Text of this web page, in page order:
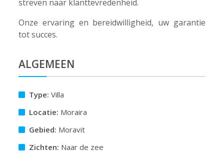
streven naar klanttevredenheid.
Onze ervaring en bereidwilligheid, uw garantie
tot succes.
ALGEMEEN
Type: Villa
Locatie: Moraira
Gebied: Moravit
Zichten: Naar de zee